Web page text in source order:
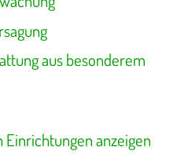
aus besonderem
Einrichtungen anzeigen